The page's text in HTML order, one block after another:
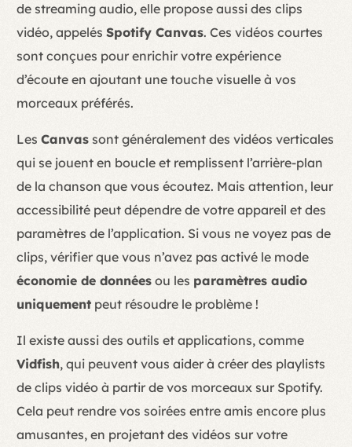
de streaming audio, elle propose aussi des clips
vidéo, appelésSpotify Canvas. Ces vidéos courtes
sont conçues pour enrichir votre expérience
d’écoute en ajoutant une touche visuelle à vos
morceaux préférés.
LesCanvas sont généralement des vidéos verticales
qui se jouent en boucle et remplissent l’arrière-plan
de la chanson que vous écoutez. Mais attention, leur
accessibilité peut dépendre de votre appareil et des
paramètres de l’application. Si vous ne voyez pas de
clips, vérifier que vous n’avez pas activé le mode
économie de données ou les paramètres audio
uniquement peut résoudre le problème !
Il existe aussi des outils et applications, comme
Vidfish, qui peuvent vous aider à créer des playlists
de clips vidéo à partir de vos morceaux sur Spotify.
Cela peut rendre vos soirées entre amis encore plus
amusantes, en projetant des vidéos sur votre